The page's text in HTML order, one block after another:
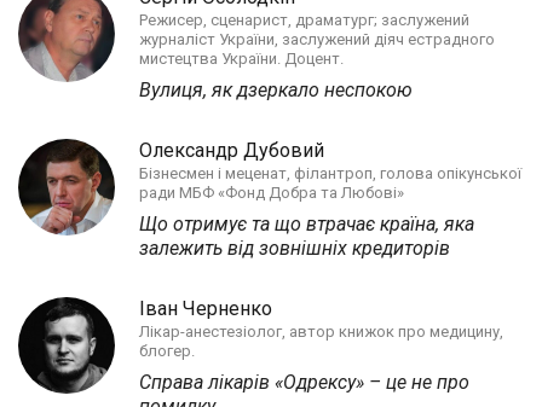
Режисер, сценарист, драматург; заслужений
журналіст України, заслужений діяч естрадного
мистецтва України. Доцент.
Вулиця, як дзеркало неспокою
Олександр Дубовий
Бізнесмен і меценат, філантроп, голова опікунської
ради МБФ «Фонд Добра та Любові»
Що отримує та що втрачає країна, яка
залежить від зовнішніх кредиторів
Іван Черненко
Лікар-анестезіолог, автор книжок про медицину,
блогер.
Справа лікарів «Одрексу» – це не про